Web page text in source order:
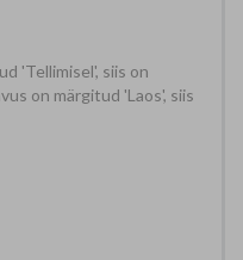
'Tellimisel', siis on
on märgitud 'Laos', siis